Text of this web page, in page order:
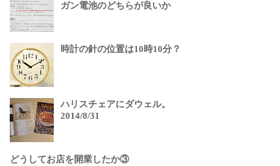
ガン電池のどちらが良いか
時計の針の位置は10時10分？
ハリスチェアにダウェル。
2014/8/31
どうしてお店を開業したか③